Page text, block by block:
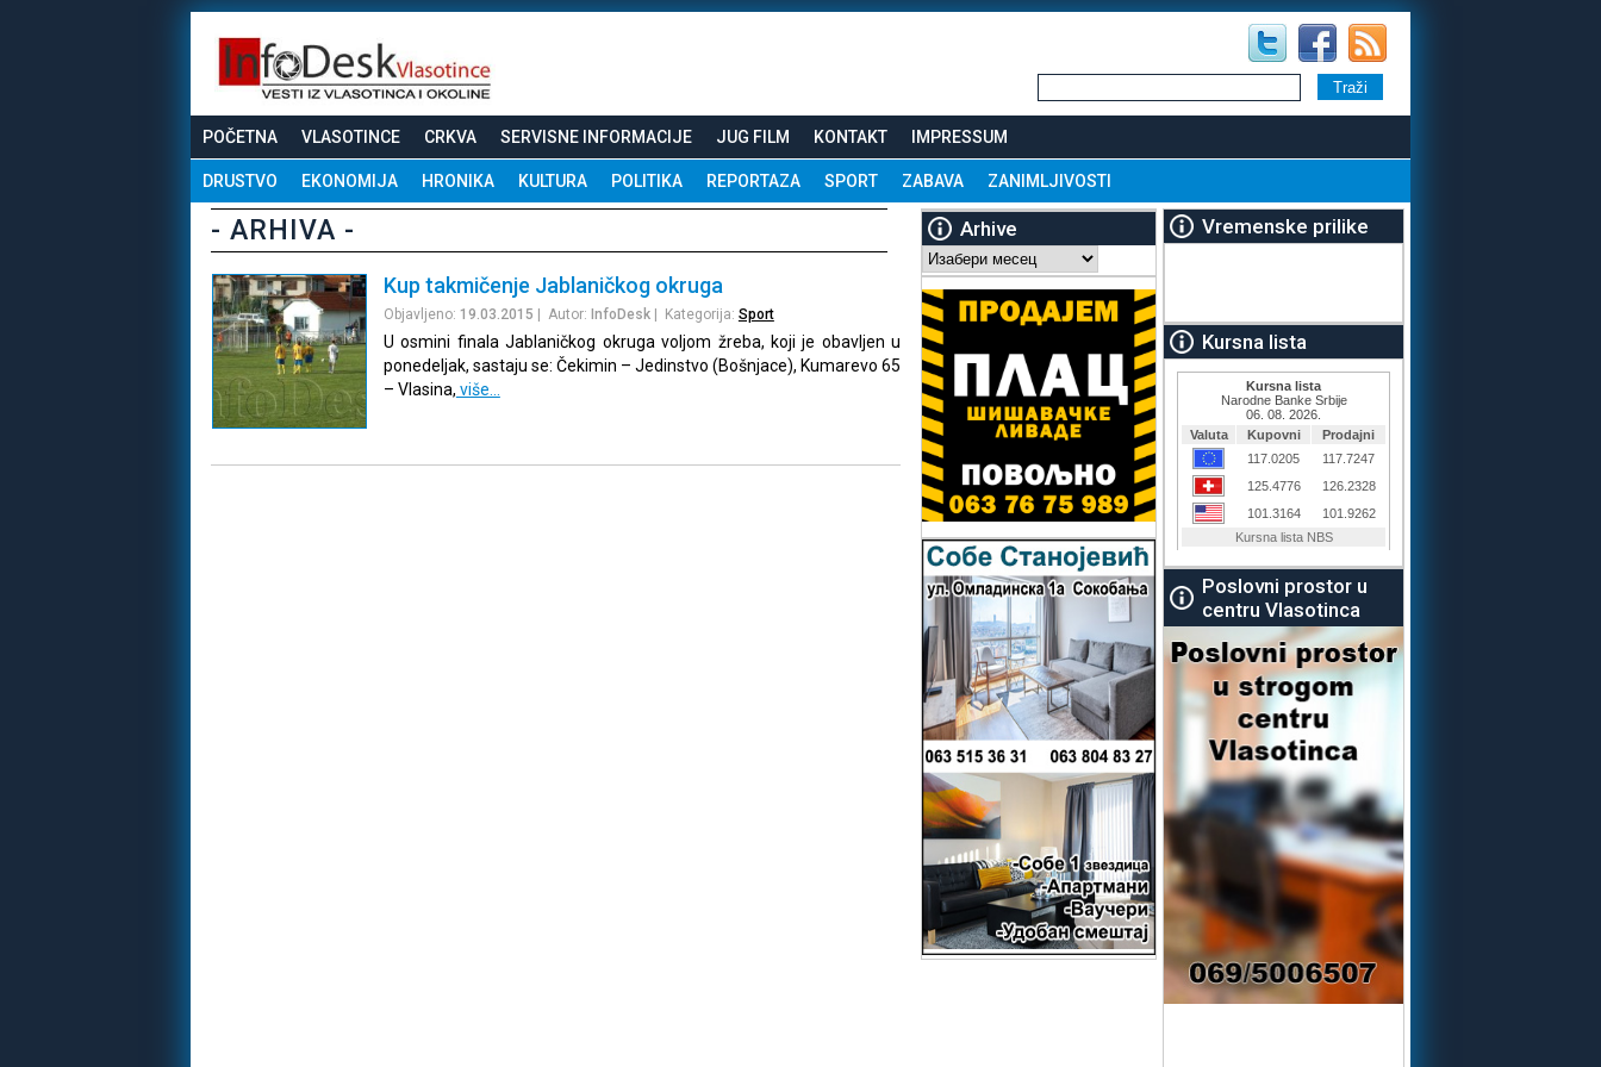
POČETNA VLASOTINCE CRKVA SERVISNE INFORMACIJE JUG FILM KONTAKT IMPRESSUM
DRUSTVO EKONOMIJA HRONIKA KULTURA POLITIKA REPORTAZA SPORT ZABAVA ZANIMLJIVOSTI
- ARHIVA -
Kup takmičenje Jablaničkog okruga
Objavljeno: 19.03.2015 | Autor: InfoDesk| Kategorija: Sport
U osmini finala Jablaničkog okruga voljom žreba, koji je obavljen u
ponedeljak, sastaju se: Čekimin – Jedinstvo (Bošnjace), Kumarevo 65
– Vlasina, više…
Arhive
Arhive
Vremenske prilike
Kursna lista
Poslovni prostor u
centru Vlasotinca